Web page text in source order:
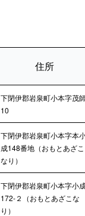
住所
下閉伊郡岩泉町小本字茂
10
下閉伊郡岩泉町小本字本
成148番地（おもとあざこ
なり）
下閉伊郡岩泉町小本字小
172-２（おもとあざこな
り）